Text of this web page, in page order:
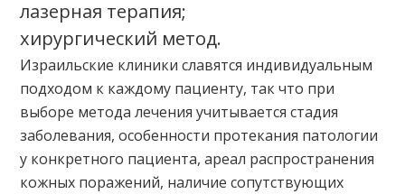
лазерная терапия;
хирургический метод.
Израильские клиники славятся индивидуальным
подходом к каждому пациенту, так что при
выборе метода лечения учитывается стадия
заболевания, особенности протекания патологии
у конкретного пациента, ареал распространения
кожных поражений, наличие сопутствующих